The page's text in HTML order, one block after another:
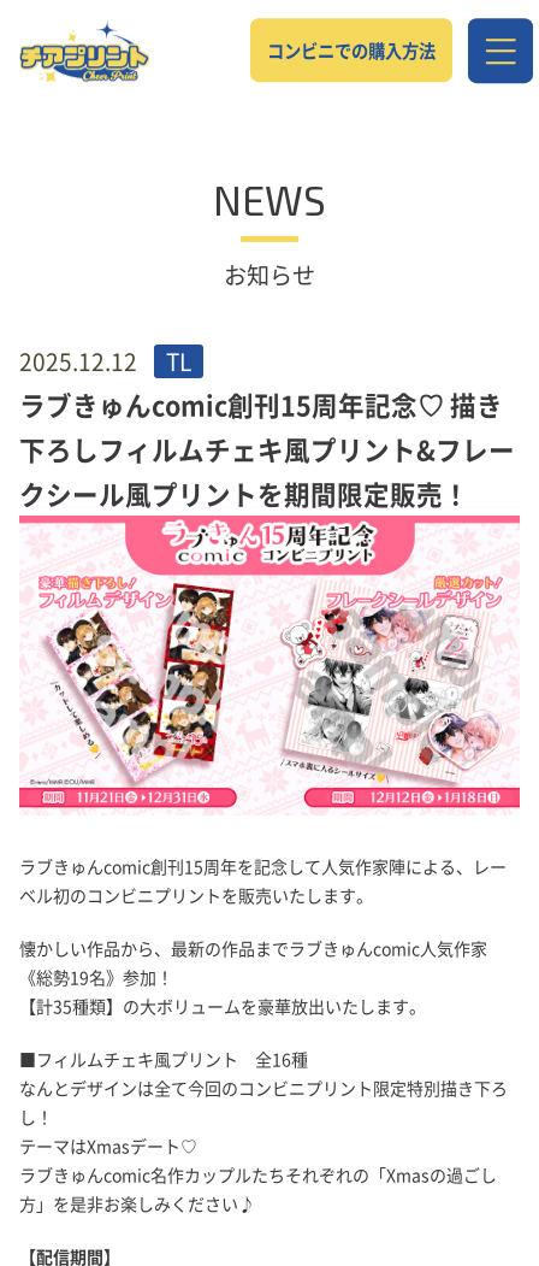
コンビニでの購入方法
NEWS
お知らせ
2025.12.12 TL
ラブきゅんcomic創刊15周年記念♡ 描き
下ろしフィルムチェキ風プリント&フレー
クシール風プリントを期間限定販売！
ラブきゅんcomic創刊15周年を記念して人気作家陣による、レー
ベル初のコンビニプリントを販売いたします。
懐かしい作品から、最新の作品までラブきゅんcomic人気作家
《総勢19名》参加！
【計35種類】の大ボリュームを豪華放出いたします。
■フィルムチェキ風プリント 全16種
なんとデザインは全て今回のコンビニプリント限定特別描き下ろ
し！
テーマはXmasデート♡
ラブきゅんcomic名作カップルたちそれぞれの「Xmasの過ごし
方」を是非お楽しみください♪
【配信期間】